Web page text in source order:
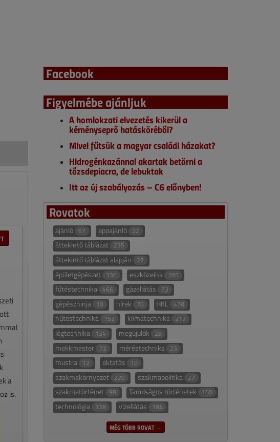
a
is.
Facebook
Figyelmébe ajánljuk
A homlokzati elvezetés kikerül a
kéményseprő hatásköréből?
Mivel fűtsük a magyar családi házakat?
Hidrogénkazánnal akartak betörni a
tőzsdepiacra, de lebuktak
Itt az új szabályozás – C6 előnyben!
Rovatok
ajánló 67 appajánló 22
áttekintő táblázat 235
áttekintő táblázat alapján 27
épületgépészet 336 eszközeink 105
fűtéstechnika 466 gázellátás 73
gépészninja 10 hírek 70 HKL 478
hűtéstechnika 153 klímatechnika 217
légtechnika 134 megújulók 28
mekkmester 73 méréstechnika 23
mustra 12 oktatás 10
szakmakörnyezet 229 szakmapolitika 27
szakmatörténet 98 Tanulságos történetek 100
technológia 128 vízellátás 184
MÉG TÖBB ROVAT →